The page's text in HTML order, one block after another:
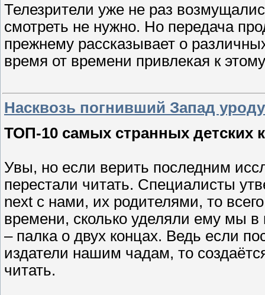
Телезрители уже не раз
смотреть не нужно. Но передача
прежнему рассказывает о
время от времени привлекая к
Насквозь погнивший Запад
ТОП-10 самых странных детских
Увы, но если верить последним
перестали читать. Специалисты
next с нами, их родителями, то
времени, сколько уделяли ему мы в
– палка о двух концах. Ведь если
издатели нашим чадам, то
читать.